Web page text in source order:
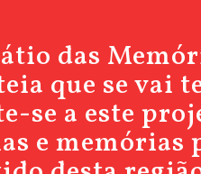
das
que se vai
se a este
e